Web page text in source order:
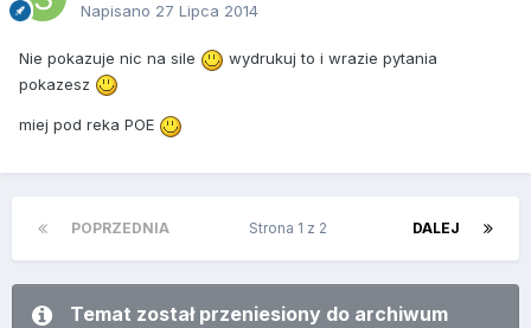
Napisano 27 Lipca 2014
Nie pokazuje nic na sile
wydrukuj to i wrazie pytania
pokazesz
miej pod reka POE
POPRZEDNIA DALEJ
Strona 1 z 2
Temat został przeniesiony do archiwum